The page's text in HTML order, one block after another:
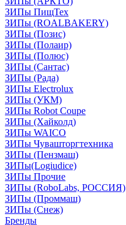
ЗИПы ПищТех
ЗИПы (ROALBAKERY)
ЗИПы (Позис)
ЗИПы (Полаир)
ЗИПы (Полюс)
ЗИПы (Сантас)
ЗИПы (Рада)
ЗИПы Electrolux
ЗИПы (УКМ)
ЗИПы Robot Coupe
ЗИПы (Хайколд)
ЗИПы WAICO
ЗИПы Чувашторгтехника
ЗИПы (Пензмаш)
ЗИПы(Logiudice)
ЗИПы Прочие
ЗИПы (RoboLabs, РОССИЯ)
ЗИПы (Проммаш)
ЗИПы (Снеж)
Бренды